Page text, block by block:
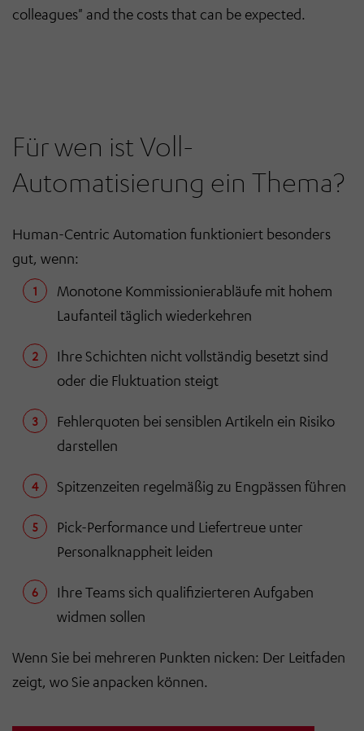
colleagues" and the costs that can be expected.
Für wen ist Voll-
Automatisierung ein Thema?
Human-Centric Automation funktioniert besonders
gut, wenn:
Monotone Kommissionierabläufe mit hohem
Laufanteil täglich wiederkehren
Ihre Schichten nicht vollständig besetzt sind
oder die Fluktuation steigt
Fehlerquoten bei sensiblen Artikeln ein Risiko
darstellen
Spitzenzeiten regelmäßig zu Engpässen führen
Pick-Performance und Liefertreue unter
Personalknappheit leiden
Ihre Teams sich qualifizierteren Aufgaben
widmen sollen
Wenn Sie bei mehreren Punkten nicken: Der Leitfaden
zeigt, wo Sie anpacken können.